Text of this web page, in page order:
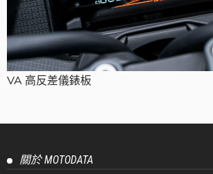
VA 高反差儀錶板
關於 MOTODATA